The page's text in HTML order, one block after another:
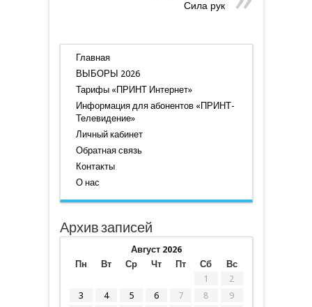
Сила рук
Главная
ВЫБОРЫ 2026
Тарифы «ПРИНТ Интернет»
Информация для абонентов «ПРИНТ-
Телевидение»
Личный кабинет
Обратная связь
Контакты
О нас
Архив записей
Август 2026
Пн
Вт Ср Чт Пт Сб
Вс
1
2
3
4 5 6 7 8 9